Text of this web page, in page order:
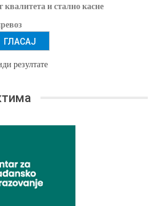
квалитета и стално касне
резултате